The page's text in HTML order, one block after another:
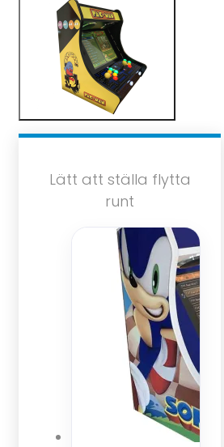
Lätt att ställa flytta
runt